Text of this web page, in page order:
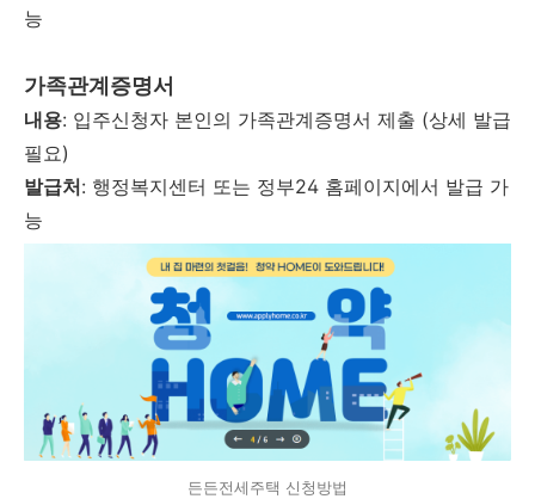
능
가족관계증명서
내용: 입주신청자 본인의 가족관계증명서 제출 (상세 발급
필요)
발급처: 행정복지센터 또는 정부24 홈페이지에서 발급 가
능
든든전세주택 신청방법